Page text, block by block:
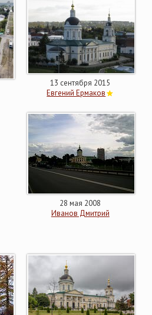
13 сентября 2015
Евгений Ермаков
28 мая 2008
Иванов Дмитрий